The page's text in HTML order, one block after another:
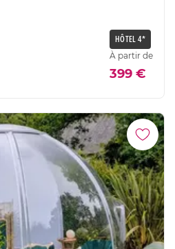
HÔTEL 4*
À partir de
399 €